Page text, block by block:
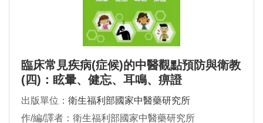
臨床常見疾病(症候)的中醫觀點預防與衛教
(四)：眩暈、健忘、耳鳴、痹證
出版單位： 衛生福利部國家中醫藥研究所
作/編/譯者：衛生福利部國家中醫藥研究所